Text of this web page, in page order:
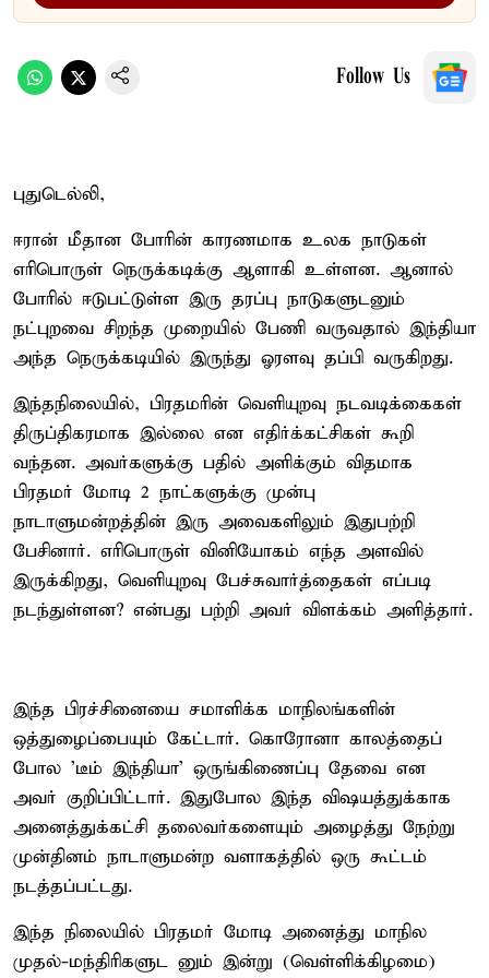
Follow Us
புதுடெல்லி,
ஈரான் மீதான போரின் காரணமாக உலக நாடுகள்
எரிபொருள் நெருக்கடிக்கு ஆளாகி உள்ளன. ஆனால்
போரில் ஈடுபட்டுள்ள இரு தரப்பு நாடுகளுடனும்
நட்புறவை சிறந்த முறையில் பேணி வருவதால் இந்தியா
அந்த நெருக்கடியில் இருந்து ஓரளவு தப்பி வருகிறது.
இந்தநிலையில், பிரதமரின் வெளியுறவு நடவடிக்கைகள்
திருப்திகரமாக இல்லை என எதிர்க்கட்சிகள் கூறி
வந்தன. அவர்களுக்கு பதில் அளிக்கும் விதமாக
பிரதமர் மோடி 2 நாட்களுக்கு முன்பு
நாடாளுமன்றத்தின் இரு அவைகளிலும் இதுபற்றி
பேசினார். எரிபொருள் வினியோகம் எந்த அளவில்
இருக்கிறது, வெளியுறவு பேச்சுவார்த்தைகள் எப்படி
நடந்துள்ளன? என்பது பற்றி அவர் விளக்கம் அளித்தார்.
இந்த பிரச்சினையை சமாளிக்க மாநிலங்களின்
ஒத்துழைப்பையும் கேட்டார். கொரோனா காலத்தைப்
போல 'டீம் இந்தியா' ஒருங்கிணைப்பு தேவை என
அவர் குறிப்பிட்டார். இதுபோல இந்த விஷயத்துக்காக
அனைத்துக்கட்சி தலைவர்களையும் அழைத்து நேற்று
முன்தினம் நாடாளுமன்ற வளாகத்தில் ஒரு கூட்டம்
நடத்தப்பட்டது.
இந்த நிலையில் பிரதமர் மோடி அனைத்து மாநில
முதல்-மந்திரிகளுட னும் இன்று (வெள்ளிக்கிழமை)